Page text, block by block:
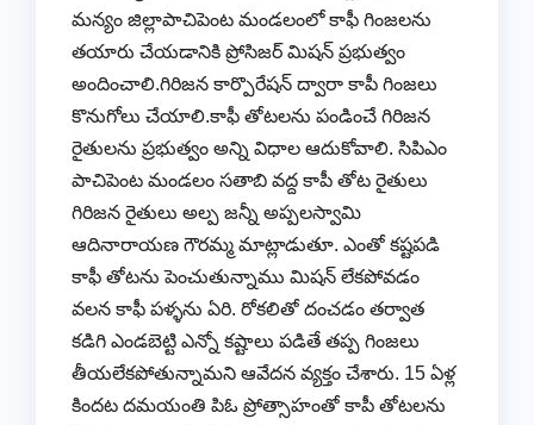
మన్యం జిల్లాపాచిపెంట మండలంలో కాఫీ గింజలను
తయారు చేయడానికి ప్రోసిజర్ మిషన్ ప్రభుత్వం
అందించాలి.గిరిజన కార్పొరేషన్ ద్వారా కాపీ గింజలు
కొనుగోలు చేయాలి.కాఫీ తోటలను పండించే గిరిజన
రైతులను ప్రభుత్వం అన్ని విధాల ఆదుకోవాలి. సిపిఎం
పాచిపెంట మండలం సతాబి వద్ద కాపీ తోట రైతులు
గిరిజన రైతులు అల్ప జన్నీ అప్పలస్వామి
ఆదినారాయణ గౌరమ్మ మాట్లాడుతూ. ఎంతో కష్టపడి
కాఫీ తోటను పెంచుతున్నాము మిషన్ లేకపోవడం
వలన కాఫీ పళ్ళను ఏరి. రోకలితో దంచడం తర్వాత
కడిగి ఎండబెట్టి ఎన్నో కష్టాలు పడితే తప్ప గింజలు
తీయలేకపోతున్నామని ఆవేదన వ్యక్తం చేశారు. 15 ఏళ్ల
కిందట దమయంతి పిఓ ప్రోత్సాహంతో కాపీ తోటలను